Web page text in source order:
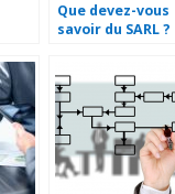
Que devez-vous
savoir du SARL ?